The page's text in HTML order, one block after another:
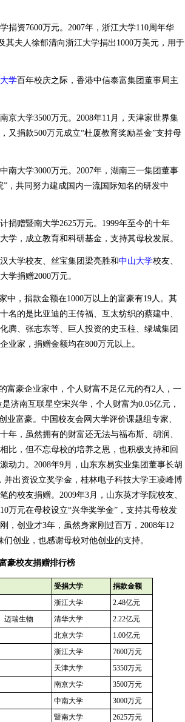
资7600万元。2007年，浙江大学110周年华
夫人徐郁清向浙江大学捐出1000万美元，用于
学百年校庆之际，香港中信泰富集团董事局主
京大学3500万元。2008年11月，天津家世界集
又捐款500万元成立“杜厦教育奖励基金”支持母
大学3000万元。2007年，湖南三一集团董事
，共同努力建成国内一流国际知名的研发中
赠暨南大学2625万元。1999年至今的十年
学，成立教育和科研基金，支持其母校发展。
学校友、丝宝集团梁亮胜和中山大学校友、
学捐赠2000万元。
，捐款金额在1000万以上的富豪有19人。其
名的是比亚迪的王传福、互太纺织的蔡建中、
腾、张志东等、巨人投资的史玉柱、绿城集团
业家，捐赠金额均在800万元以上。
豪企业家中，个人财富不足亿元的有2人，一
济南互联星空宋兴华，个人财富为0.05亿元，
业富豪。中国校友会网大学评价课题组专家、
年，虽然拥有的财富还无法与福布斯、胡润、
比，但不忘母校的培养之恩，也积极支持和回
动力。2008年9月，山东东易实业集团董事长胡
出资设立奖学金，桂林电子科技大学王凌峰博
校友捐赠。2009年3月，山东英才学院校友、
万元在母校设立“兴华奖学金”，支持其母校发
，创业才3年，虽然身家刚过百万，2008年12
创业，也感谢母校对他创业的支持。
豪校友捐赠排行榜
受捐大学
捐款金额
浙江大学
2.48亿元
迈瑞生物 清华大学
2.22亿元
北京大学
1.00亿元
浙江大学
7600万元
天津大学
5350万元
南京大学
3500万元
中南大学
3000万元
暨南大学 2625万元